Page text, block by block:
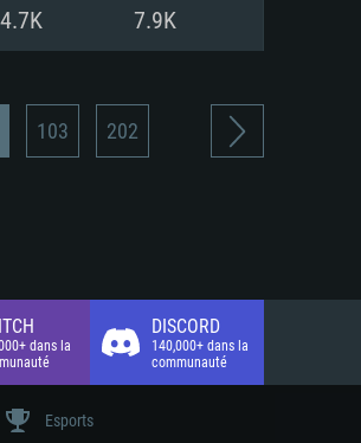
4.7K 7.9K
103 202
dans la
DISCORD
140,000+ dans la
communauté
Esports